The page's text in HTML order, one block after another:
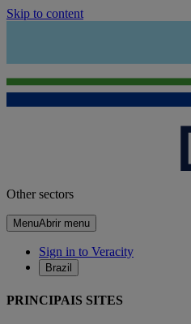
Skip to content
Other sectors
MenuAbrir menu
Sign in to Veracity
Brazil
PRINCIPAIS SITES